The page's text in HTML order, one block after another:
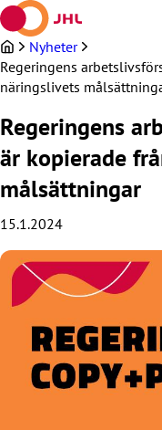
Hoppa
till
innehållet
Nyheter
Regeringens
näringslivets
Regeringens
är kopierade
målsättningar
15.1.2024